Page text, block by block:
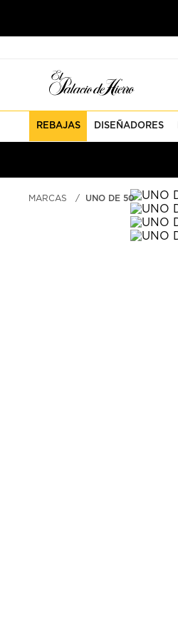
REBAJAS DISEÑADORES
MARCAS UNO DE 50